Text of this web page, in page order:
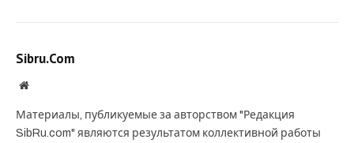
Sibru.Com
Website
Материалы, публикуемые за авторством "Редакция
SibRu.com" являются результатом коллективной работы